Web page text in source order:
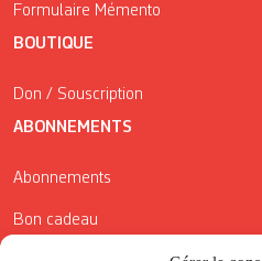
Formulaire Mémento
BOUTIQUE
Don / Souscription
ABONNEMENTS
Abonnements
Bon cadeau